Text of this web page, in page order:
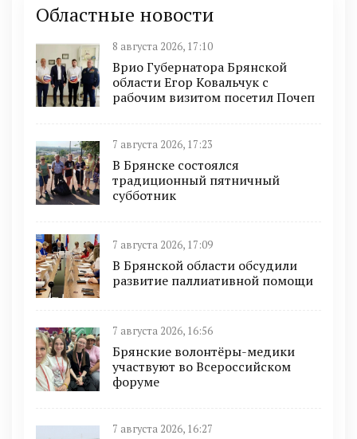
Областные новости
8 августа 2026, 17:10
Врио Губернатора Брянской
области Егор Ковальчук с
рабочим визитом посетил Почеп
7 августа 2026, 17:23
В Брянске состоялся
традиционный пятничный
субботник
7 августа 2026, 17:09
В Брянской области обсудили
развитие паллиативной помощи
7 августа 2026, 16:56
Брянские волонтёры-медики
участвуют во Всероссийском
форуме
7 августа 2026, 16:27